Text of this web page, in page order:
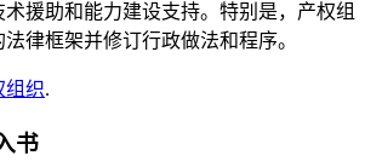
援助和能力建设支持。特别是，产权组
律框架并修订行政做法和程序。
组织.
书